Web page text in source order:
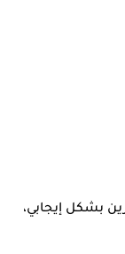
بشكل إيجابي،